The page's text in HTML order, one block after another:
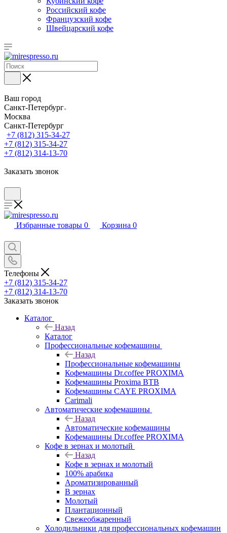
Российский кофе
Французский кофе
Швейцарский кофе
Ваш город
Санкт-Петербург
Москва
Санкт-Петербург
+7 (812) 315-34-27
+7 (812) 315-34-27
+7 (812) 314-13-70
Заказать звонок
Избранные товары 0 Корзина 0
Телефоны
+7 (812) 315-34-27
+7 (812) 314-13-70
Заказать звонок
Каталог
Назад
Каталог
Профессиональные кофемашины
Назад
Профессиональные кофемашины
Кофемашины Dr.coffee PROXIMA
Кофемашины Proxima BTB
Кофемашины CAYE PROXIMA
Carimali
Автоматические кофемашины
Назад
Автоматические кофемашины
Кофемашины Dr.coffee PROXIMA
Кофе в зернах и молотый
Назад
Кофе в зернах и молотый
100% арабика
Ароматизированный
В зернах
Молотый
Плантационный
Свежеобжаренный
Холодильники для профессиональных кофемашин